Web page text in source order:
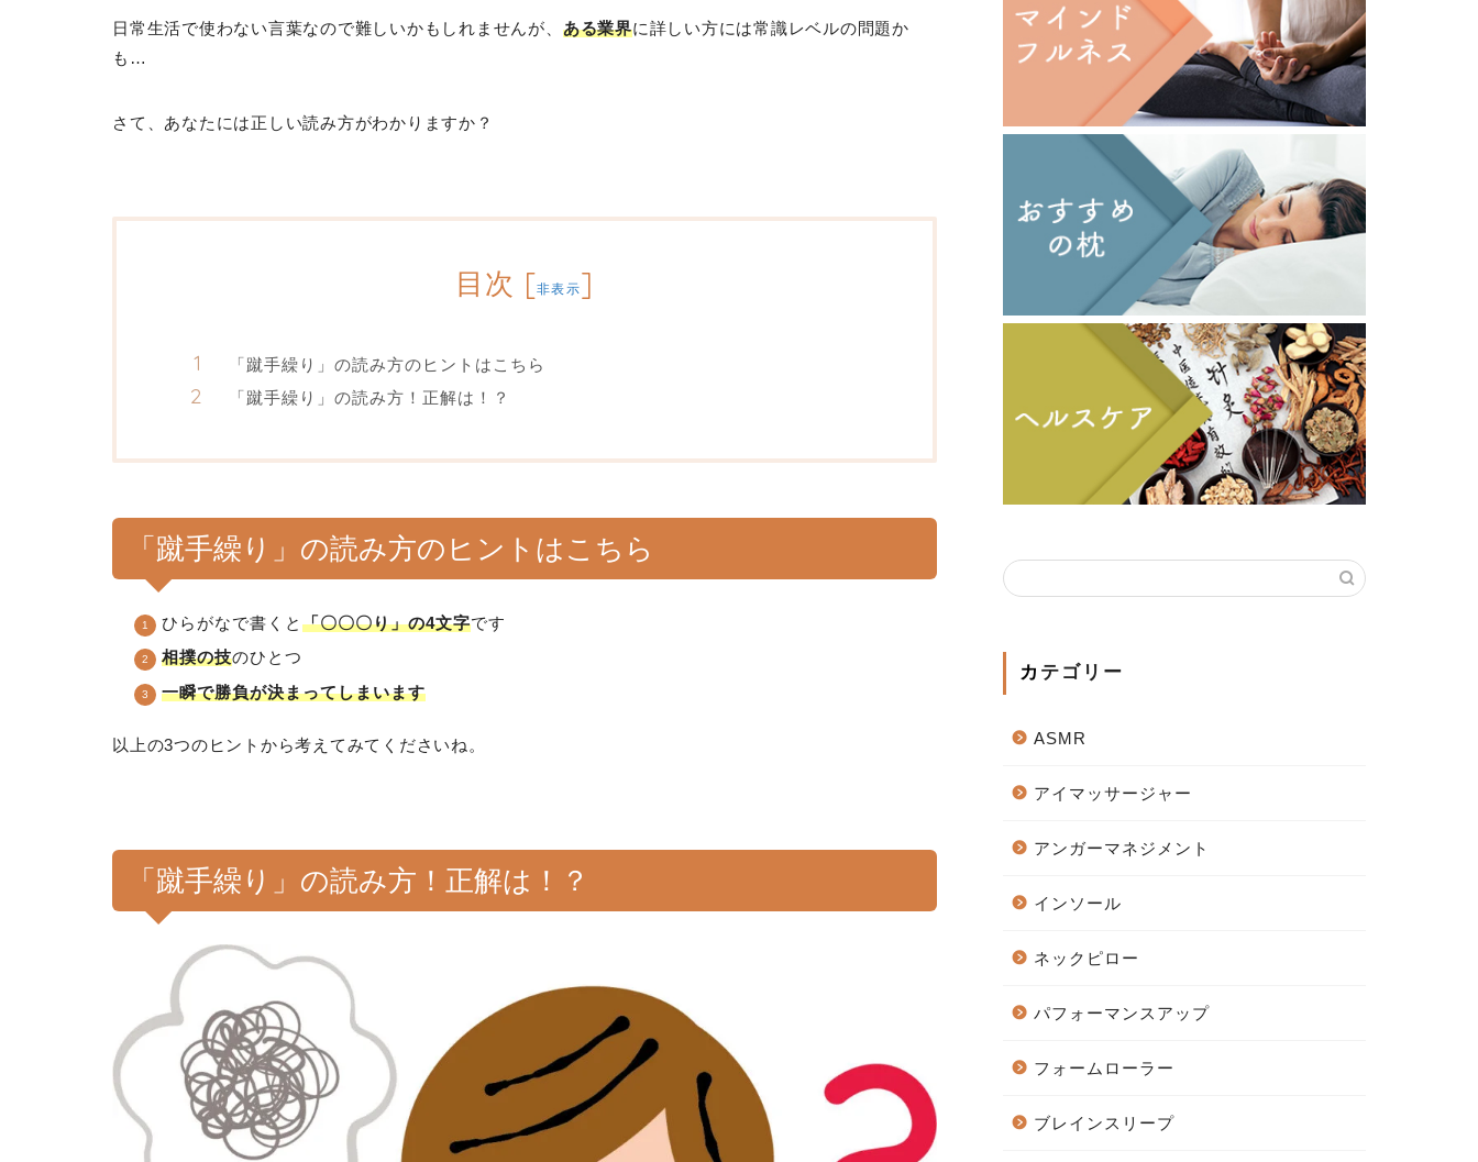
日常生活で使わない言葉なので難しいかもしれませんが、 ある業界に詳しい方には常識レベルの問題か
も…
さて、あなたには正しい読み方がわかりますか？
目次 [非表示]
「蹴手繰り」の読み方のヒントはこちら
「蹴手繰り」の読み方！正解は！？
「蹴手繰り」の読み方のヒントはこちら
ひらがなで書くと 「〇〇〇り」の4文字です
相撲の技のひとつ
一瞬で勝負が決まってしまいます
以上の3つのヒントから考えてみてくださいね。
「蹴手繰り」の読み方！正解は！？
カテゴリー
ASMR
アイマッサージャー
アンガーマネジメント
インソール
ネックピロー
パフォーマンスアップ
フォームローラー
ブレインスリープ